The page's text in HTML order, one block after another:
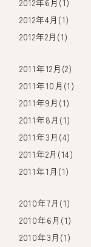
2012年6月(1)
2012年4月(1)
2012年2月(1)
2011年12月(2)
2011年10月(1)
2011年9月(1)
2011年8月(1)
2011年3月(4)
2011年2月(14)
2011年1月(1)
2010年7月(1)
2010年6月(1)
2010年3月(1)